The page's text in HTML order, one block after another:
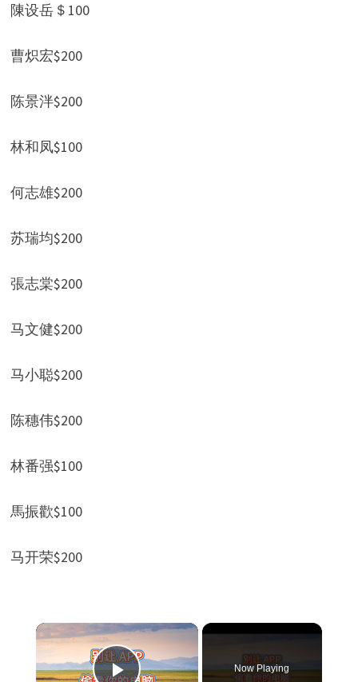
陳设岳＄100
曹炽宏$200
陈景泮$200
林和凤$100
何志雄$200
苏瑞均$200
張志棠$200
马文健$200
马小聪$200
陈穗伟$200
林番强$100
馬振歡$100
马开荣$200
×
Now Playing